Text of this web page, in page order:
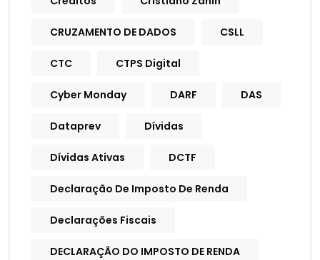
CRUZAMENTO DE DADOS CSLL
CTC CTPS Digital
Cyber Monday DARF DAS
Dataprev Dívidas
Dívidas Ativas DCTF
Declaração De Imposto De Renda
Declarações Fiscais
DECLARAÇÃO DO IMPOSTO DE RENDA